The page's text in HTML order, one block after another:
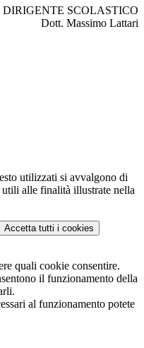
DIRIGENTE SCOLASTICO
Dott. Massimo Lattari
utilizzati si avvalgono di
alle finalità illustrate nella
Accetta tutti i cookies
quali cookie consentire.
il funzionamento della
al funzionamento potete